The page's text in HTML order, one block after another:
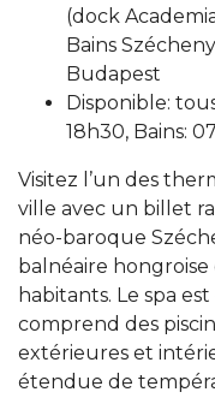
(dock
Bains
Budapest
Disponible:
18h30, Bains:
Visitez l’un des
ville avec un billet
néo-baroque
balnéaire
habitants. Le spa
comprend des
extérieures et
étendue de